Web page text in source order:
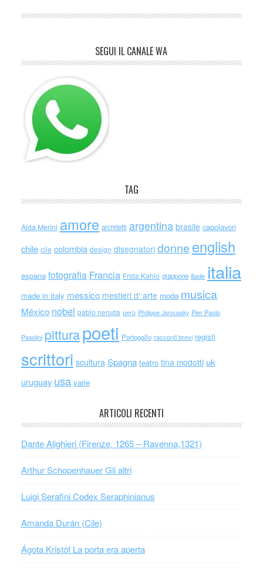
SEGUI IL CANALE WA
TAG
Alda Merini amore architetti argentina brasile capolavori
chile cile colombia design disegnatori donne english
espana fotografia Francia Frida Kahlo giappone iliade italia
made in italy messico mestieri d' arte moda musica
México nobel pablo neruda perù Philippe Jaroussky Pier Paolo
Pasolini pitturapoeti Portogallo racconti brevi registi
scrittori scultura Spagna teatro tina modotti uk
uruguay usa varie
ARTICOLI RECENTI
Dante Alighieri (Firenze, 1265 – Ravenna,1321)
Arthur Schopenhauer Gli altri
Luigi Serafini Codex Seraphinianus
Amanda Durán (Cile)
Ágota Kristóf La porta era aperta